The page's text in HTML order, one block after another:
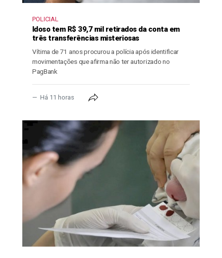
POLICIAL
Idoso tem R$ 39,7 mil retirados da conta em
três transferências misteriosas
Vítima de 71 anos procurou a polícia após identificar
movimentações que afirma não ter autorizado no
PagBank
Há 11 horas